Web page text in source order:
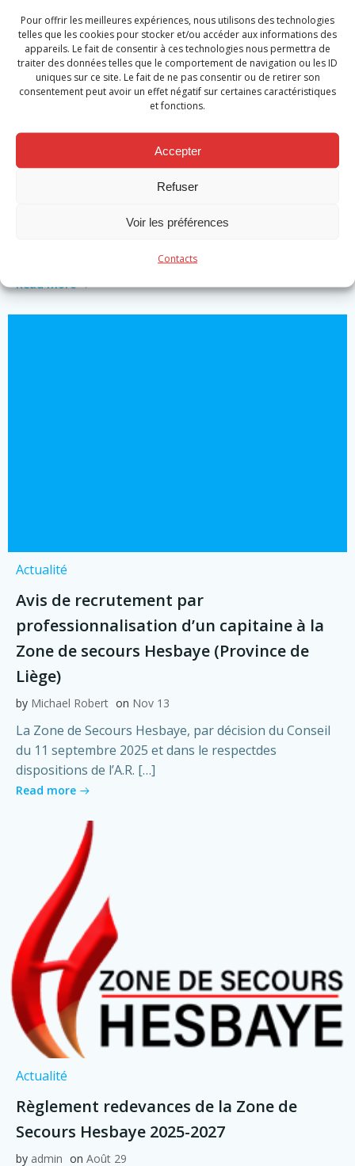
Pour offrir les meilleures expériences, nous utilisons des technologies
telles que les cookies pour stocker et/ou accéder aux informations des
appareils. Le fait de consentir à ces technologies nous permettra de
traiter des données telles que le comportement de navigation ou les ID
uniques sur ce site. Le fait de ne pas consentir ou de retirer son
consentement peut avoir un effet négatif sur certaines caractéristiques
et fonctions.
Accepter
Refuser
Voir les préférences
Contacts
Actualité
professionnels
Nov 19
Read more
Actualité
Avis de recrutement par
professionnalisation d’un capitaine à la
Zone de secours Hesbaye (Province de
Liège)
by Michael Robert on Nov 13
La Zone de Secours Hesbaye, par décision du Conseil
du 11 septembre 2025 et dans le respectdes
dispositions de l’A.R. […]
Read more
Actualité
Règlement redevances de la Zone de
Secours Hesbaye 2025-2027
by admin on Août 29